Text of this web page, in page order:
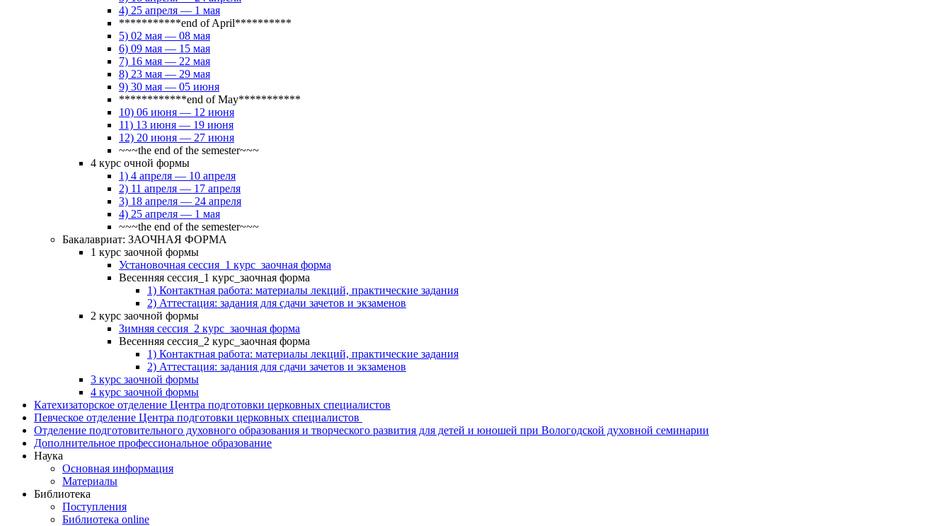
4) 25 апреля — 1 мая
***********end of April**********
5) 02 мая — 08 мая
6) 09 мая — 15 мая
7) 16 мая — 22 мая
8) 23 мая — 29 мая
9) 30 мая — 05 июня
************end of May***********
10) 06 июня — 12 июня
11) 13 июня — 19 июня
12) 20 июня — 27 июня
~~~the end of the semester~~~
4 курс очной формы
1) 4 апреля — 10 апреля
2) 11 апреля — 17 апреля
3) 18 апреля — 24 апреля
4) 25 апреля — 1 мая
~~~the end of the semester~~~
Бакалавриат: ЗАОЧНАЯ ФОРМА
1 курс заочной формы
Установочная сессия_1 курс_заочная форма
Весенняя сессия_1 курс_заочная форма
1) Контактная работа: материалы лекций, практические задания
2) Аттестация: задания для сдачи зачетов и экзаменов
2 курс заочной формы
Зимняя сессия_2 курс_заочная форма
Весенняя сессия_2 курс_заочная форма
1) Контактная работа: материалы лекций, практические задания
2) Аттестация: задания для сдачи зачетов и экзаменов
3 курс заочной формы
4 курс заочной формы
Катехизаторское отделение Центра подготовки церковных специалистов
Певческое отделение Центра подготовки церковных специалистов
Отделение подготовительного духовного образования и творческого развития для детей и юношей при Вологодской духовной семинарии
Дополнительное профессиональное образование
Наука
Основная информация
Материалы
Библиотека
Поступления
Библиотека online